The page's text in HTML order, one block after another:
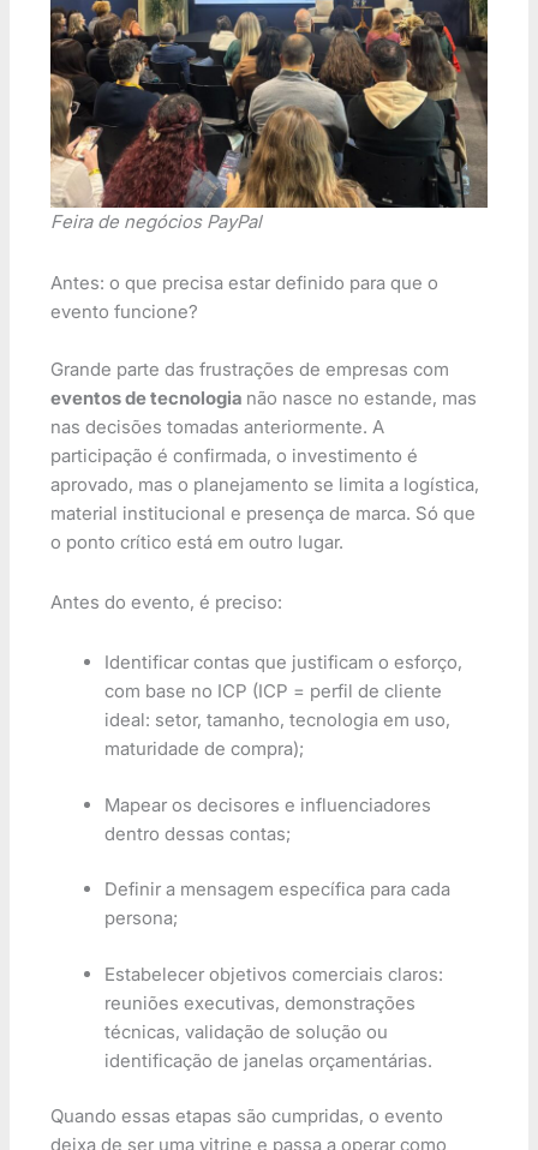
Feira de negócios PayPal
Antes: o que precisa estar definido para que o
evento funcione?
Grande parte das frustrações de empresas com
eventos de tecnologia não nasce no estande, mas
nas decisões tomadas anteriormente. A
participação é confirmada, o investimento é
aprovado, mas o planejamento se limita a logística,
material institucional e presença de marca. Só que
o ponto crítico está em outro lugar.
Antes do evento, é preciso:
Identificar contas que justificam o esforço,
com base no ICP (ICP = perfil de cliente
ideal: setor, tamanho, tecnologia em uso,
maturidade de compra);
Mapear os decisores e influenciadores
dentro dessas contas;
Definir a mensagem específica para cada
persona;
Estabelecer objetivos comerciais claros:
reuniões executivas, demonstrações
técnicas, validação de solução ou
identificação de janelas orçamentárias.
Quando essas etapas são cumpridas, o evento
deixa de ser uma vitrine e passa a operar como